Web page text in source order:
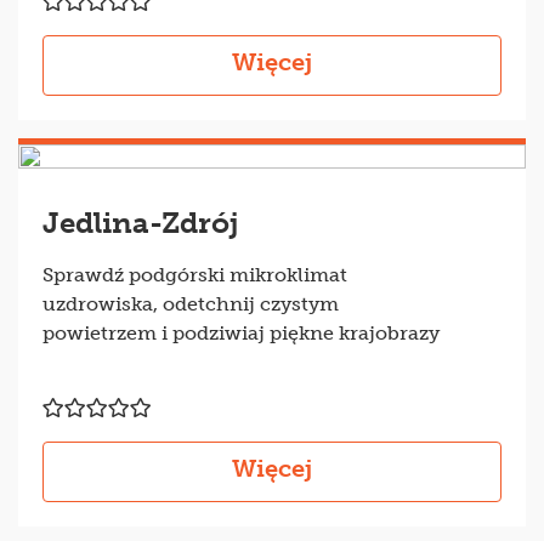
Więcej
Jedlina-Zdrój
Sprawdź podgórski mikroklimat
uzdrowiska, odetchnij czystym
powietrzem i podziwiaj piękne krajobrazy
Więcej